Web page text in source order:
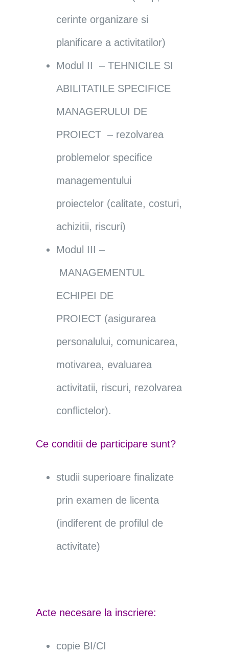
cerinte organizare si
planificare a activitatilor)
Modul II – TEHNICILE SI
ABILITATILE SPECIFICE
MANAGERULUI DE
PROIECT – rezolvarea
problemelor specifice
managementului
proiectelor (calitate, costuri,
achizitii, riscuri)
Modul III –
MANAGEMENTUL
ECHIPEI DE
PROIECT (asigurarea
personalului, comunicarea,
motivarea, evaluarea
activitatii, riscuri, rezolvarea
conflictelor).
Ce conditii de participare sunt?
studii superioare finalizate
prin examen de licenta
(indiferent de profilul de
activitate)
Acte necesare la inscriere:
copie BI/CI